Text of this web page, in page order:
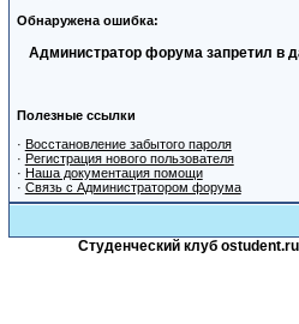
Обнаружена ошибка:
Администратор форума запретил в
Полезные ссылки
· Восстановление забытого пароля
· Регистрация нового пользователя
· Наша документация помощи
· Связь с Администратором форума
Студенческий клуб